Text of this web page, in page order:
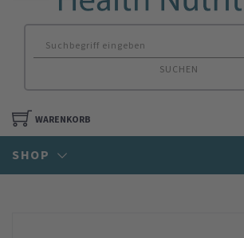
SUCHEN
WARENKORB
SHOP